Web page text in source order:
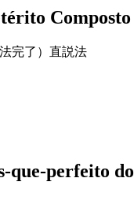
Composto
完了） 直説法
que-perfeito do